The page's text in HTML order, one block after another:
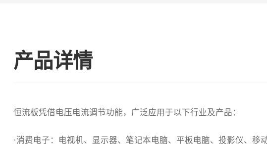
产品详情
恒流板凭借电压电流调节功能，广泛应用于以下行业及产品：
·消费电子‌：电视机、显示器、笔记本电脑、平板电脑、投影仪、移